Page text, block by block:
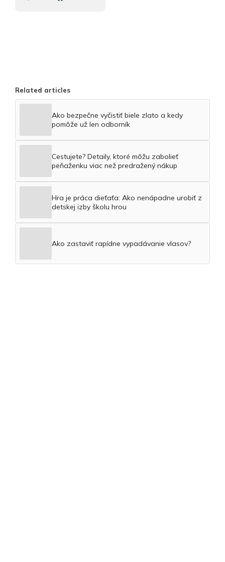
Related articles
Ako bezpečne vyčistiť biele zlato a kedy
pomôže už len odborník
Cestujete? Detaily, ktoré môžu zabolieť
peňaženku viac než predražený nákup
Hra je práca dieťaťa: Ako nenápadne urobiť z
detskej izby školu hrou
Ako zastaviť rapídne vypadávanie vlasov?